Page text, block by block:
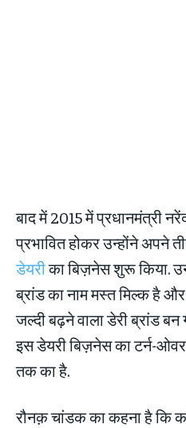
बाद में 2015 में प्रधानमंत्री
प्रभावित होकर उन्होंने अपने
डेयरीका बिज़नेस शुरू किया.
ब्रांड का नाम मस्त मिल्क है
जल्दी बढ़ने वाला डेरी ब्रांड
इस डेयरी बिज़नेस का टर्न-
तक का है.
रौनक़ चांडक का कहना है कि